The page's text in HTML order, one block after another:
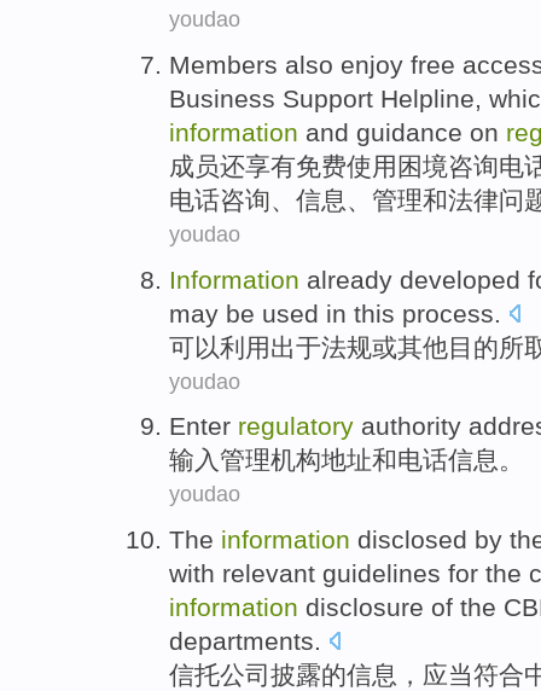
youdao
Members also enjoy free
Business Support Helpline,
information and guidance on
成员还享有免费使用 困境咨询电
电话咨询、 信息、 管理和法律问
youdao
Information already developed
may be used in this process.
可以利用出于法规或其他目的所
youdao
Enter regulatory authority
输入 管理机构地址和电话信息。
youdao
The information disclosed by
with relevant guidelines for the
information disclosure of the
departments.
信托公司 披露的信息 ， 应当符合